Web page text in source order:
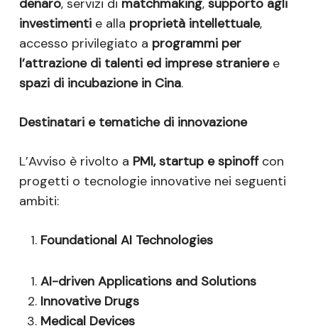
denaro, servizi di matchmaking, supporto agli
investimentie alla proprietà intellettuale,
accesso privilegiato a programmi per
l’attrazione di talenti ed imprese stranieree
spazi di incubazione in Cina.
Destinatari e tematiche di innovazione
L’Avviso è rivolto a PMI, startup e spinoffcon
progetti o tecnologie innovative nei seguenti
ambiti:
Foundational AI Technologies
AI-driven Applications and Solutions
Innovative Drugs
Medical Devices